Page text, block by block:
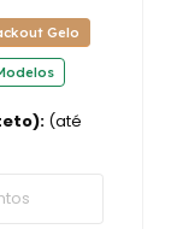
Gelo
(até